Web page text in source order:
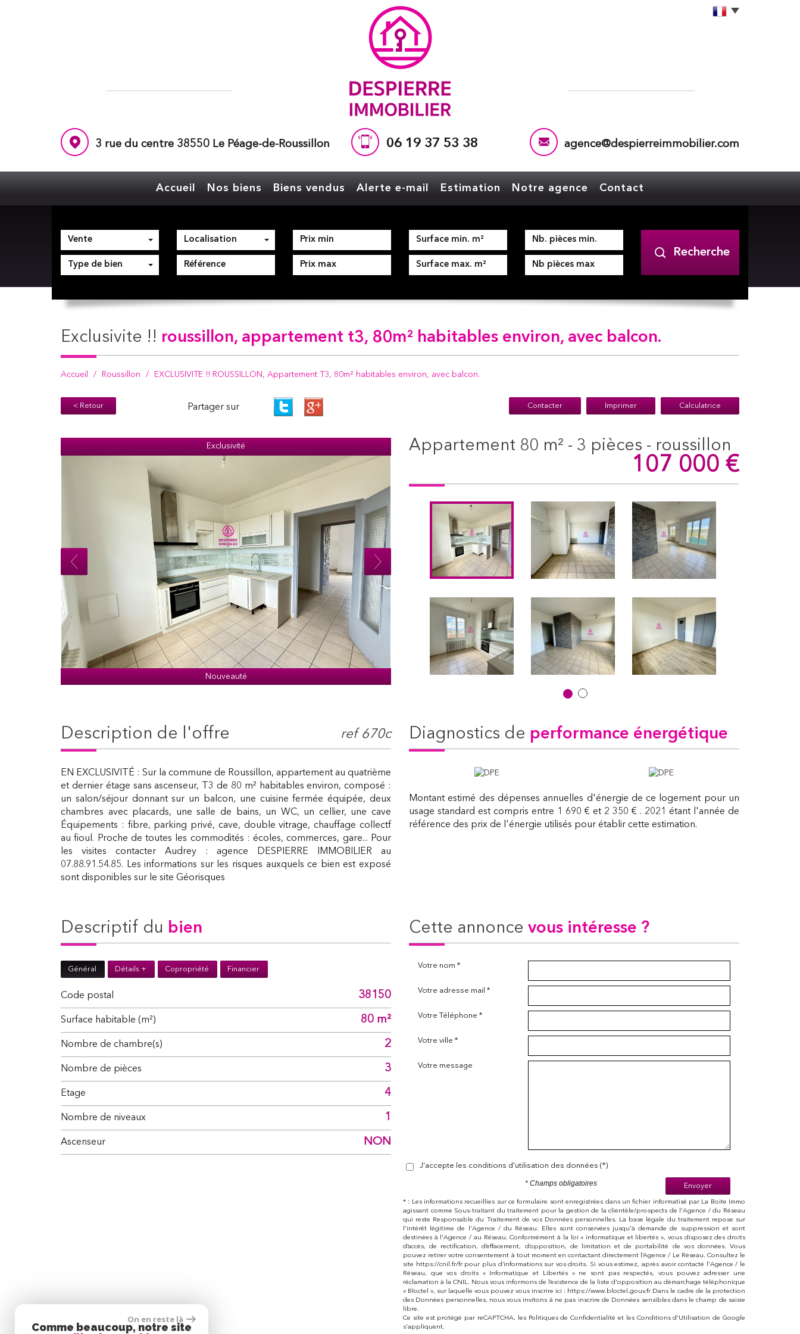
3 rue du centre 38550 Le Péage-de-Roussillon 06 19 37 53 38 agence@despierreimmobilier.com
Accueil Nos biens Biens vendus Alerte e-mail Estimation Notre agence Contact
Vente
Type de bien
Localisation
Recherche
exclusivite !! roussillon, appartement t3, 80m² habitables environ, avec balcon.
Accueil Roussillon EXCLUSIVITE !! ROUSSILLON, Appartement T3, 80m² habitables environ, avec balcon.
< Retour Partager sur Contacter Imprimer Calculatrice
Exclusivité
Nouveauté
appartement 80 m² - 3 pièces - roussillon
107 000 €
description de l'offre ref 670c
EN EXCLUSIVITÉ : Sur la commune de Roussillon, appartement au quatrième
et dernier étage sans ascenseur, T3 de 80 m² habitables environ, composé :
un salon/séjour donnant sur un balcon, une cuisine fermée équipée, deux
chambres avec placards, une salle de bains, un WC, un cellier, une cave
Équipements : fibre, parking privé, cave, double vitrage, chauffage collectf
au fioul. Proche de toutes les commodités : écoles, commerces, gare... Pour
les visites contacter Audrey : agence DESPIERRE IMMOBILIER au
07.88.91.54.85. Les informations sur les risques auxquels ce bien est exposé
sont disponibles sur le site Géorisques
diagnostics de performance énergétique
Montant estimé des dépenses annuelles d'énergie de ce logement pour un
usage standard est compris entre 1 690 € et 2 350 € . 2021 étant l'année de
référence des prix de l'énergie utilisés pour établir cette estimation.
descriptif du bien
Général Détails + Copropriété Financier
Code postal 38150
Surface habitable (m²) 80 m²
Nombre de chambre(s) 2
Nombre de pièces 3
Etage 4
Nombre de niveaux 1
Ascenseur NON
cette annonce vous intéresse ?
Votre nom *
Votre adresse mail *
Votre Téléphone *
Votre ville *
Votre message
J'accepte les conditions d'utilisation des données (*)
Envoyer
* Champs obligatoires
* : Les informations recueillies sur ce formulaire sont enregistrées dans un fichier informatisé par La Boite Immo
agissant comme Sous-traitant du traitement pour la gestion de la clientèle/prospects de l'Agence / du Réseau
qui reste Responsable du Traitement de vos Données personnelles. La base légale du traitement repose sur
l'intérêt légitime de l'Agence / du Réseau. Elles sont conservées jusqu'à demande de suppression et sont
destinées à l'Agence / au Réseau. Conformément à la loi « informatique et libertés », vous disposez des droits
d’accès, de rectification, d’effacement, d’opposition, de limitation et de portabilité de vos données. Vous
pouvez retirer votre consentement à tout moment en contactant directement l’Agence / Le Réseau. Consultez le
site https://cnil.fr/fr pour plus d’informations sur vos droits. Si vous estimez, après avoir contacté l'Agence / le
Réseau, que vos droits « Informatique et Libertés » ne sont pas respectés, vous pouvez adresser une
réclamation à la CNIL. Nous vous informons de l’existence de la liste d'opposition au démarchage téléphonique
« Bloctel », sur laquelle vous pouvez vous inscrire ici : https://www.bloctel.gouv.fr Dans le cadre de la protection
des Données personnelles, nous vous invitons à ne pas inscrire de Données sensibles dans le champ de saisie
libre.
Ce site est protégé par reCAPTCHA, les Politiques de Confidentialité et les Conditions d'Utilisation de Google
s'appliquent.
On en reste là
Comme beaucoup, notre site